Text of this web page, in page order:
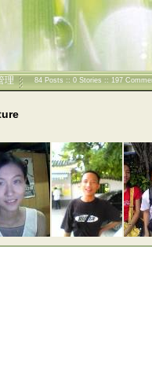
理 84 Posts :: 0 Stories :: 197